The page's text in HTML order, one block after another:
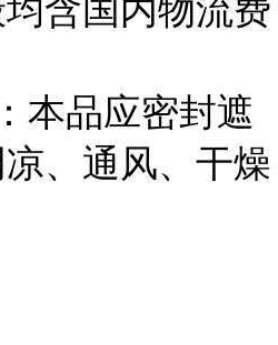
含国内物流费
本品应密封遮
、通风、干燥